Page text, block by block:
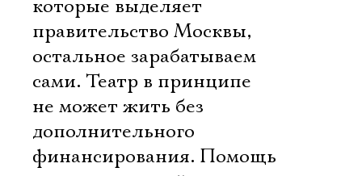
которые выделяет
правительство Москвы,
остальное зарабатываем
сами. Театр в принципе
не может жить без
дополнительного
финансирования. Помощь